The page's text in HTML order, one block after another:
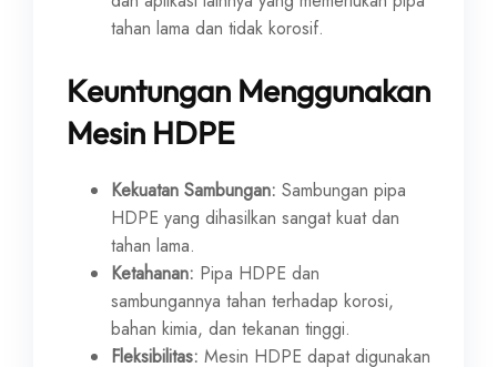
tahan lama dan tidak korosif.
Keuntungan Menggunakan
Mesin HDPE
Kekuatan Sambungan: Sambungan pipa
HDPE yang dihasilkan sangat kuat dan
tahan lama.
Ketahanan: Pipa HDPE dan
sambungannya tahan terhadap korosi,
bahan kimia, dan tekanan tinggi.
Fleksibilitas: Mesin HDPE dapat digunakan